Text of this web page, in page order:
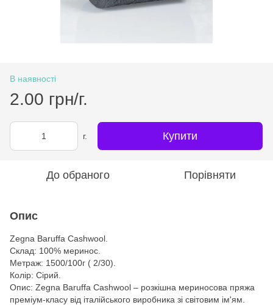
В наявності
2.00 грн/г.
г. Купити
До обраного Порівняти
Опис
Zegna Baruffa Cashwool.
Склад: 100% меринос.
Метраж: 1500/100г ( 2/30).
Колір: Сірий.
Опис: Zegna Baruffa Cashwool – розкішна мериносова пряжа
преміум-класу від італійського виробника зі світовим ім'ям.